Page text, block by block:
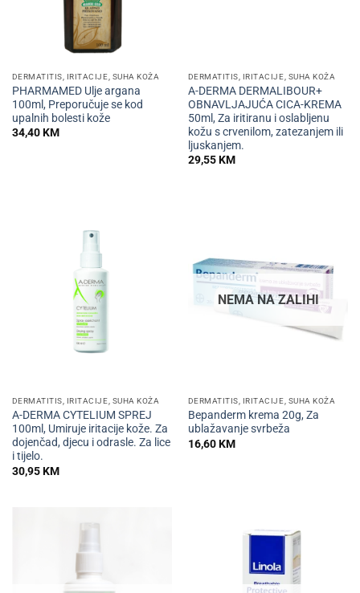
DERMATITIS, IRITACIJE, SUHA KOŽA
PHARMAMED Ulje argana
100ml, Preporučuje se kod
upalnih bolesti kože
34,40KM
DERMATITIS, IRITACIJE, SUHA KOŽA
A-DERMA DERMALIBOUR+
OBNAVLJAJUĆA CICA-KREMA
50ml, Za iritiranu i oslabljenu
kožu s crvenilom, zatezanjem ili
ljuskanjem.
29,55KM
DERMATITIS, IRITACIJE, SUHA KOŽA
A-DERMA CYTELIUM SPREJ
100ml, Umiruje iritacije kože. Za
dojenčad, djecu i odrasle. Za lice
i tijelo.
30,95KM
NEMA NA ZALIHI
DERMATITIS, IRITACIJE, SUHA KOŽA
Bepanderm krema 20g, Za
ublažavanje svrbeža
16,60KM